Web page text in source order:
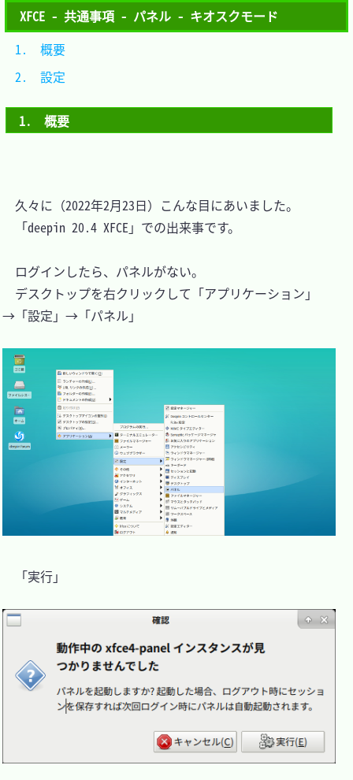
XFCE - 共通事項 - パネル - キオスクモード
1.　概要
久々に（2022年2月23日）こんな目にあいました。
「deepin 20.4 XFCE」での出来事です。
ログインしたら、パネルがない。
デスクトップを右クリックして「アプリケーション」
→「設定」→「パネル」
「実行」